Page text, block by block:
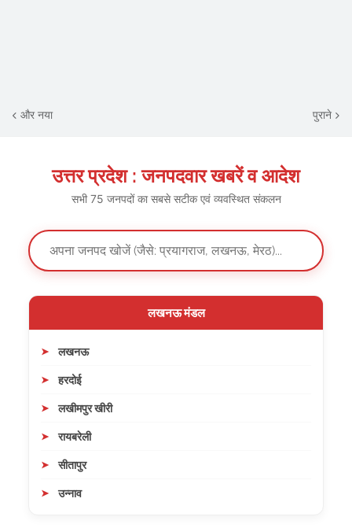
और नया पुराने
उत्तर प्रदेश : जनपदवार खबरें व आदेश
सभी 75 जनपदों का सबसे सटीक एवं व्यवस्थित संकलन
लखनऊ मंडल
लखनऊ
हरदोई
लखीमपुर खीरी
रायबरेली
सीतापुर
उन्नाव